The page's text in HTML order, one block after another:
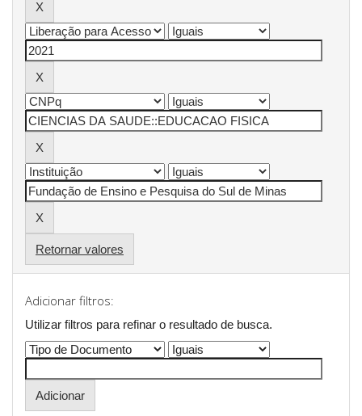
Retornar valores
Adicionar filtros:
Utilizar filtros para refinar o resultado de busca.